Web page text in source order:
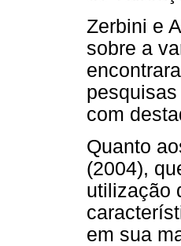
Zerbini e
sobre a
com
Quanto
(2004),
utilização
em sua